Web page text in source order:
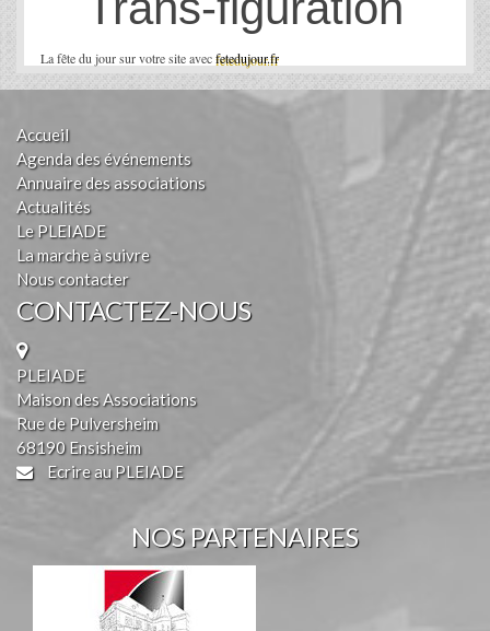
La fête du jour sur votre site avecfetedujour.fr
Accueil
Agenda des événements
Annuaire des associations
Actualités
Le PLEIADE
La marche à suivre
Nous contacter
CONTACTEZ-NOUS
PLEIADE
Maison des Associations
Rue de Pulversheim
68190 Ensisheim
Ecrire au PLEIADE
NOS PARTENAIRES